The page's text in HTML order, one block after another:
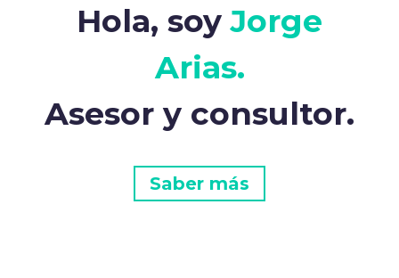
Hola, soy Jorge
Arias.
Asesor y consultor.
Saber más